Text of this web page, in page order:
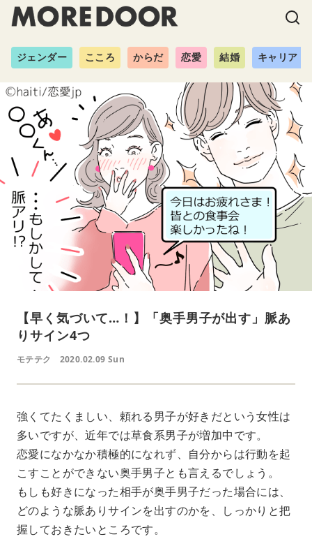
ジェンダー こころ からだ 恋愛 結婚 キャリア
【早く気づいて…！】「奥手男子が出す」脈あ
りサイン4つ
モテテク 2020.02.09 Sun
強くてたくましい、頼れる男子が好きだという女性は
多いですが、近年では草食系男子が増加中です。
恋愛になかなか積極的になれず、自分からは行動を起
こすことができない奥手男子とも言えるでしょう。
もしも好きになった相手が奥手男子だった場合には、
どのような脈ありサインを出すのかを、しっかりと把
握しておきたいところです。